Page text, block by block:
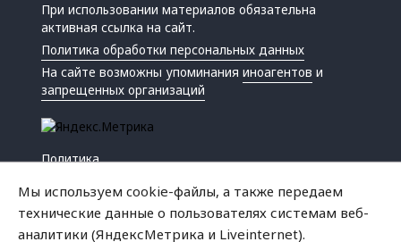
При использовании материалов обязательна
активная ссылка на сайт.
Политика обработки персональных данных
На сайте возможны упоминанияиноагентов и
запрещенных организаций
Политика
Мы используем cookie-файлы, а также передаем
технические данные о пользователях системам веб-
аналитики (ЯндексМетрика и Liveinternet).